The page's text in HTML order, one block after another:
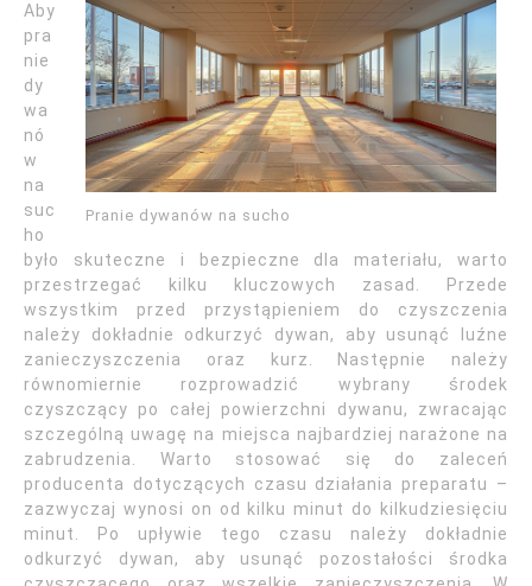
Pranie dywanów na sucho
Aby
pra
nie
dy
wa
nó
w
na
suc
ho
było skuteczne i bezpieczne dla materiału, warto
przestrzegać kilku kluczowych zasad. Przede
wszystkim przed przystąpieniem do czyszczenia
należy dokładnie odkurzyć dywan, aby usunąć luźne
zanieczyszczenia oraz kurz. Następnie należy
równomiernie rozprowadzić wybrany środek
czyszczący po całej powierzchni dywanu, zwracając
szczególną uwagę na miejsca najbardziej narażone na
zabrudzenia. Warto stosować się do zaleceń
producenta dotyczących czasu działania preparatu –
zazwyczaj wynosi on od kilku minut do kilkudziesięciu
minut. Po upływie tego czasu należy dokładnie
odkurzyć dywan, aby usunąć pozostałości środka